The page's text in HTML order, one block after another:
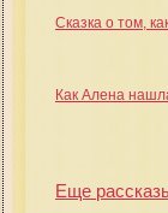
Сказка о том,
Как Алена
Еще